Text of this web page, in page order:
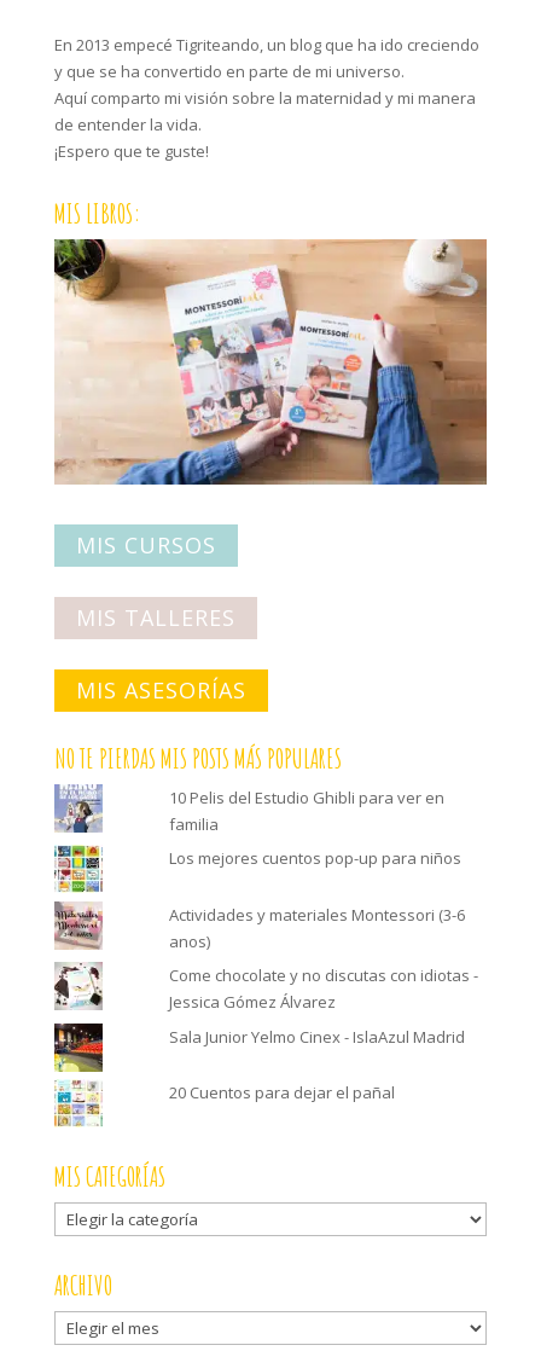
En 2013 empecé Tigriteando, un blog que ha ido creciendo
y que se ha convertido en parte de mi universo.
Aquí comparto mi visión sobre la maternidad y mi manera
de entender la vida.
¡Espero que te guste!
MIS LIBROS:
MIS CURSOS
MIS TALLERES
MIS ASESORÍAS
NO TE PIERDAS MIS POSTS MÁS POPULARES
10 Pelis del Estudio Ghibli para ver en
familia
Los mejores cuentos pop-up para niños
Actividades y materiales Montessori (3-6
anos)
Come chocolate y no discutas con idiotas -
Jessica Gómez Álvarez
Sala Junior Yelmo Cinex - IslaAzul Madrid
20 Cuentos para dejar el pañal
MIS CATEGORÍAS
Mis
categorías
ARCHIVO
Archivo